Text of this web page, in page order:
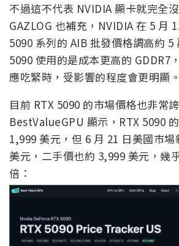
不過這不代表 NVIDIA 顯卡就完全
GAZLOG 也補充，NVIDIA 在 5 月
5090 系列的 AIB 批發價格調高約 5
5090 使用的是成本更高的 GDDR7
應吃緊時，受影響的程度會更明顯。
目前 RTX 5090 的市場價格也非常
BestValueGPU 顯示，RTX 5090
1,999 美元，但 6 月 21 日美國市
美元，二手價也約 3,999 美元，幾
倍：